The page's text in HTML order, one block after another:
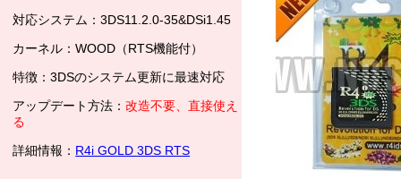
対応システム：3DS11.2.0-35&DSi1.45
カーネル：WOOD（RTS機能付）
特徴：3DSのシステム更新に最速対応
アップデート方法：改造不要、直接使え
る
詳細情報： R4i GOLD 3DS RTS